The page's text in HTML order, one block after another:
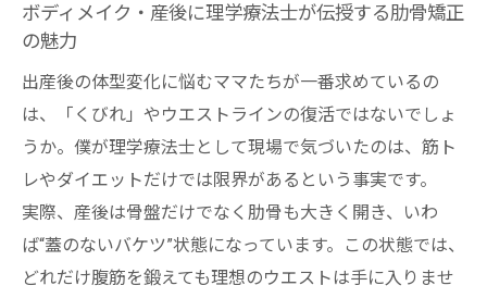
肋骨矯正を自分で行うコツと注意点
ウエストくびれ作りは肋骨矯正が最短ルート
肋骨の開きがウエストラインに及ぼす影響
を知る
肋骨を締めてくびれを作る手順とコツ
自宅でできる肋骨矯正で理想のウエストを
ボディメイク・産後に理学療法士が伝授する肋骨矯正
の魅力
出産後の体型変化に悩むママたちが一番求めているの
は、「くびれ」やウエストラインの復活ではないでしょ
うか。僕が理学療法士として現場で気づいたのは、筋ト
レやダイエットだけでは限界があるという事実です。
実際、産後は骨盤だけでなく肋骨も大きく開き、いわ
ば“蓋のないバケツ”状態になっています。この状態では、
どれだけ腹筋を鍛えても理想のウエストは手に入りませ